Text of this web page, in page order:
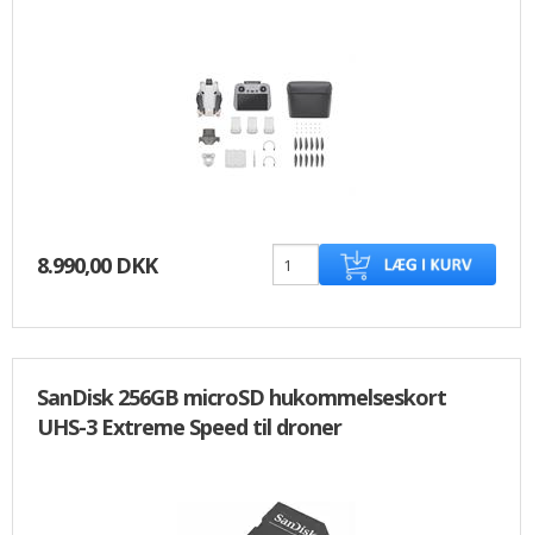
8.990,00 DKK
SanDisk 256GB microSD hukommelseskort
UHS-3 Extreme Speed til droner